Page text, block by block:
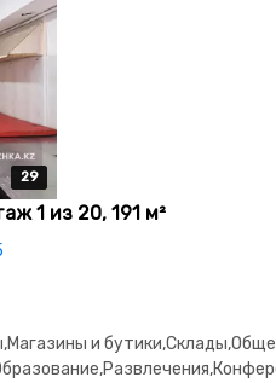
29
29
29
29
29
1 из 20, 191 м²
и